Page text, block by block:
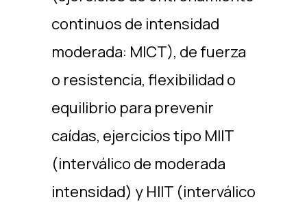
continuos de intensidad
moderada: MICT), de fuerza
o resistencia, flexibilidad o
equilibrio para prevenir
caídas, ejercicios tipo MIIT
(interválico de moderada
intensidad) y HIIT (interválico